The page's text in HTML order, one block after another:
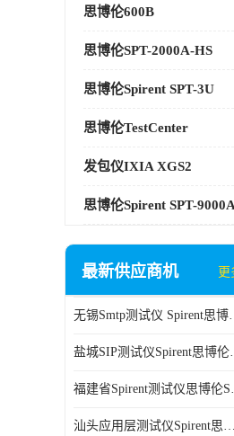
思博伦600B
思博伦SPT-2000A-HS
思博伦Spirent SPT-3U
思博伦TestCenter
发包仪IXIA XGS2
思博伦Spirent SPT-9000A
最新供应商机 更
无锡Smtp测
盐城SIP测试
福建省
汕头应用层测试仪Spirent思博伦SPT-2U 提高测试效率 适用于多种行业